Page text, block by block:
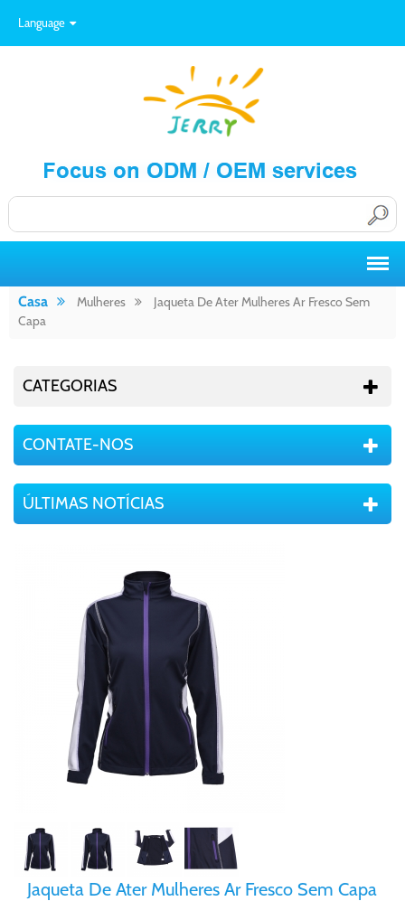
Language
Casa Mulheres
Jaqueta De Ater Mulheres Ar Fresco Sem
Capa
CATEGORIAS
CONTATE-NOS
ÚLTIMAS NOTÍCIAS
Jaqueta De Ater Mulheres Ar Fresco Sem Capa